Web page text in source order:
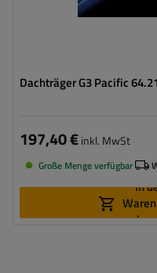
Dachträger G3 Pacific
197,40 €inkl. MwSt
Große Menge verfügbar
In